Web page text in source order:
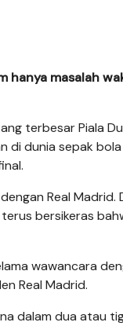
hanya masalah
terbesar Piala
di dunia sepak bola
Real Madrid.
bersikeras
wawancara
Real Madrid.
dalam dua atau